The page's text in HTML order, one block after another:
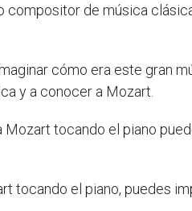
compositor de música
cómo era este gran
y a conocer a Mozart.
tocando el piano
tocando el piano, puedes